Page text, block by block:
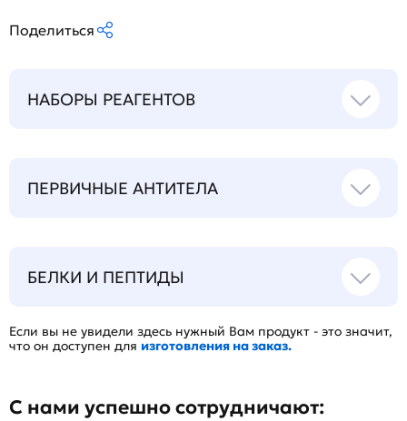
Поделиться
НАБОРЫ РЕАГЕНТОВ
ПЕРВИЧНЫЕ АНТИТЕЛА
БЕЛКИ И ПЕПТИДЫ
Если вы не увидели здесь нужный Вам продукт - это значит,
что он доступен для изготовления на заказ.
С нами успешно сотрудничают: